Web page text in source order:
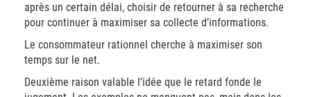
après un certain délai, choisir de retourner à sa recherche
pour continuer à maximiser sa collecte d’informations.
Le consommateur rationnel cherche à maximiser son
temps sur le net.
Deuxième raison valable l’idée que le retard fonde le